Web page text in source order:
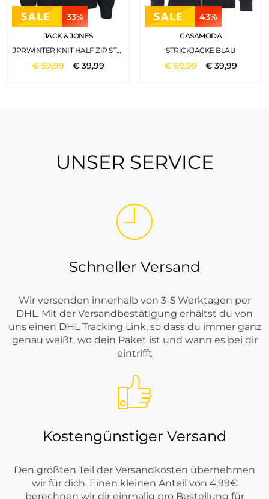
33%
JACK & JONES
JPRWINTER KNIT HALF ZIP STYD AW24 FOREST RIVER
€59,99 € 39,99
43%
CASAMODA
STRICKJACKE BLAU
€69,99 € 39,99
UNSER SERVICE
Schneller Versand
Wir versenden innerhalb von 3-5 Werktagen per
DHL. Mit der Versandbestätigung erhältst du von
uns einen DHL Tracking Link, so dass du immer ganz
genau weißt, wo dein Paket ist und wann es bei dir
eintrifft
Kostengünstiger Versand
Den größten Teil der Versandkosten übernehmen
wir für dich. Einen kleinen Anteil von 4,99€
berechnen wir dir einmalig pro Bestellung für